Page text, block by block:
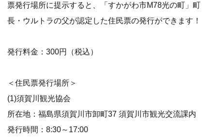
票発行場所に提示すると、「すかがわ市M78光の町」町
長・ウルトラの父が認定した住民票の発行ができます！
発行料金：300円（税込）
＜住民票発行場所＞
(1)須賀川観光協会
所在地：福島県須賀川市卸町37 須賀川市観光交流課内
発行時間：8:30～17:00